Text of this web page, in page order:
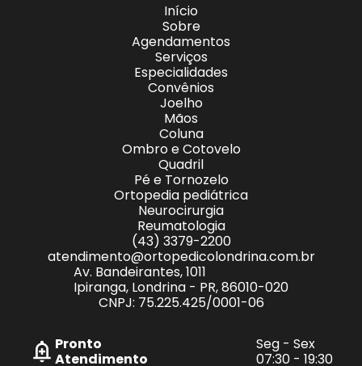
Início
Sobre
Agendamentos
Serviços
Especialidades
Convênios
Joelho
Mãos
Coluna
Ombro e Cotovelo
Quadril
Pé e Tornozelo
Ortopedia pediátrica
Neurocirurgia
Reumatologia
(43) 3379-2200
atendimento@ortopedicolondrina.com.br
Av. Bandeirantes, 1011
Ipiranga, Londrina - PR, 86010-020
CNPJ: 75.225.425/0001-06
Pronto
Atendimento
Seg - Sex
07:30 - 19:30